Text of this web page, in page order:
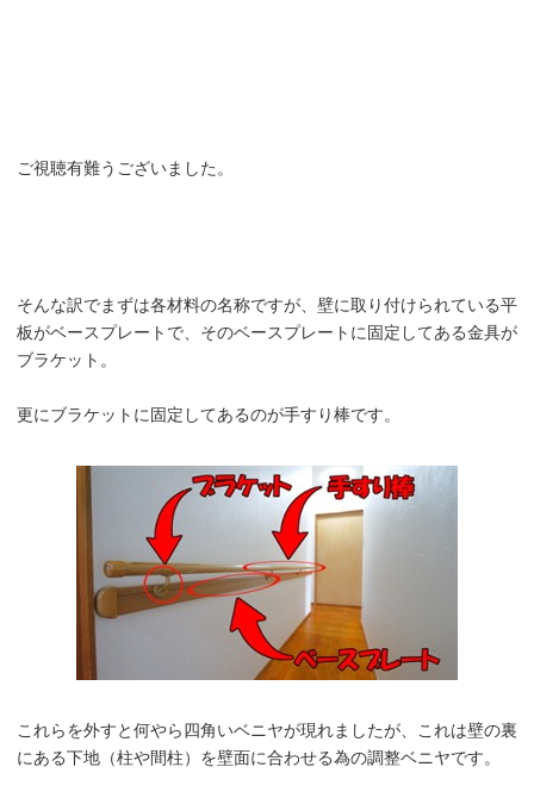
ご視聴有難うございました。
そんな訳でまずは各材料の名称ですが、壁に取り付けられている平
板がベースプレートで、そのベースプレートに固定してある金具が
ブラケット。
更にブラケットに固定してあるのが手すり棒です。
これらを外すと何やら四角いベニヤが現れましたが、これは壁の裏
にある下地（柱や間柱）を壁面に合わせる為の調整ベニヤです。